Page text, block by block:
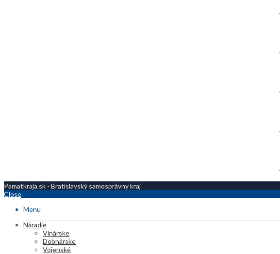
Pamatkraja.sk - Bratislavský samosprávny kraj
Close
Menu
Náradie
Vinárske
Debnárske
Vojenské